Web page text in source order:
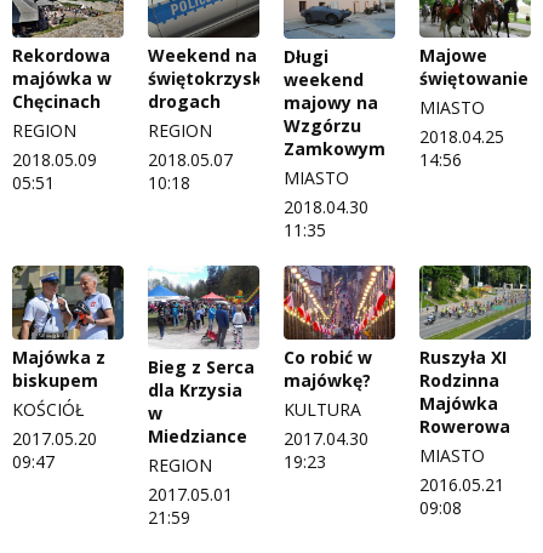
Rekordowa
majówka w
Chęcinach
REGION
2018.05.09
05:51
Weekend na
świętokrzyskich
drogach
REGION
2018.05.07
10:18
Długi
weekend
majowy na
Wzgórzu
Zamkowym
MIASTO
2018.04.30
11:35
Majowe
świętowanie
MIASTO
2018.04.25
14:56
Majówka z
biskupem
KOŚCIÓŁ
2017.05.20
09:47
Bieg z Serca
dla Krzysia
w
Miedziance
REGION
2017.05.01
21:59
Co robić w
majówkę?
KULTURA
2017.04.30
19:23
Ruszyła XI
Rodzinna
Majówka
Rowerowa
MIASTO
2016.05.21
09:08